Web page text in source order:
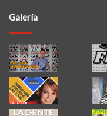
Galería